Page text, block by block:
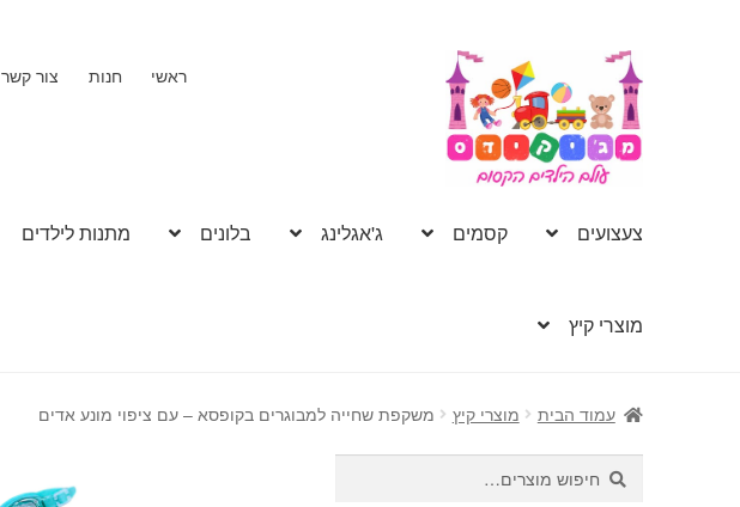
דלג
לניווט
לדלג
לתוכן
ראשי חנות צור קשר
צעצועים קסמים ג'אגלינג בלונים מתנות לילדים
מוצרי קיץ
עמוד הבית מוצרי קיץ משקפת שחייה למבוגרים בקופסא – עם ציפוי מונע אדים
חיפוש
עבור:
חיפוש